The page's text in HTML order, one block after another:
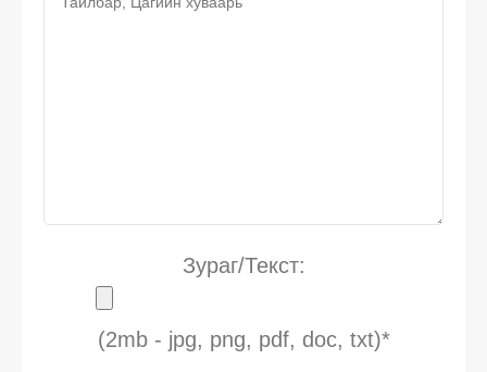
Зураг/Текст:
(2mb - jpg, png, pdf, doc, txt)*